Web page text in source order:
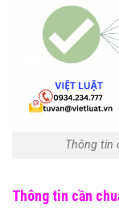
Thông tin
Thông tin cần